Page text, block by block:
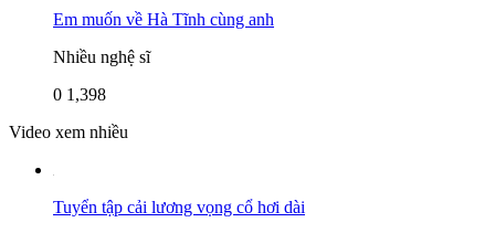
Em muốn về Hà Tĩnh cùng anh
Nhiều nghệ sĩ
0 1,398
Video xem nhiều
Tuyển tập cải lương vọng cổ hơi dài